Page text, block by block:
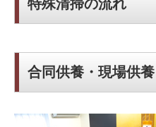
特殊清掃の流れ
合同供養・現場供養